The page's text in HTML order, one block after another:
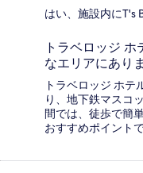
はい、施設内にT's
トラベロッジ ホ
なエリアにあり
トラベロッジ ホテ
り、地下鉄マスコ
間では、徒歩で簡
おすすめポイントで